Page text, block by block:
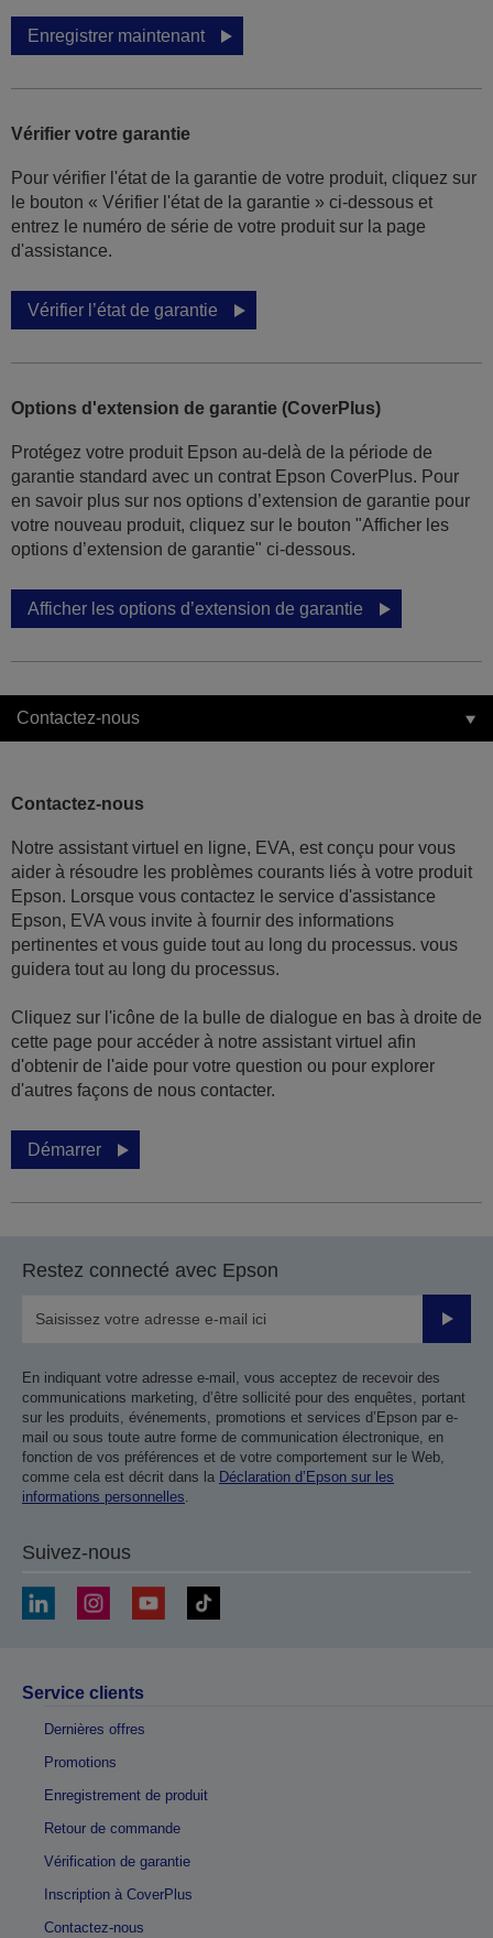
Enregistrer maintenant
Vérifier votre garantie
Pour vérifier l'état de la garantie de votre produit, cliquez sur
le bouton « Vérifier l'état de la garantie » ci-dessous et
entrez le numéro de série de votre produit sur la page
d'assistance.
Vérifier l’état de garantie
Options d'extension de garantie (CoverPlus)
Protégez votre produit Epson au-delà de la période de
garantie standard avec un contrat Epson CoverPlus. Pour
en savoir plus sur nos options d’extension de garantie pour
votre nouveau produit, cliquez sur le bouton "Afficher les
options d’extension de garantie" ci-dessous.
Afficher les options d’extension de garantie
Contactez-nous
Contactez-nous
Notre assistant virtuel en ligne, EVA, est conçu pour vous
aider à résoudre les problèmes courants liés à votre produit
Epson. Lorsque vous contactez le service d'assistance
Epson, EVA vous invite à fournir des informations
pertinentes et vous guide tout au long du processus. vous
guidera tout au long du processus.
Cliquez sur l'icône de la bulle de dialogue en bas à droite de
cette page pour accéder à notre assistant virtuel afin
d'obtenir de l'aide pour votre question ou pour explorer
d'autres façons de nous contacter.
Démarrer
Restez connecté avec Epson
Valider
En indiquant votre adresse e-mail, vous acceptez de recevoir des
communications marketing, d’être sollicité pour des enquêtes, portant
sur les produits, événements, promotions et services d’Epson par e-
mail ou sous toute autre forme de communication électronique, en
fonction de vos préférences et de votre comportement sur le Web,
comme cela est décrit dans la Déclaration d’Epson sur les
informations personnelles.
Suivez-nous
Service clients
Dernières offres
Promotions
Enregistrement de produit
Retour de commande
Vérification de garantie
Inscription à CoverPlus
Contactez-nous